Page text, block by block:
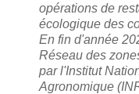
opérations de
écologique des
En fin d'année
Réseau des
par l'Institut
Agronomique